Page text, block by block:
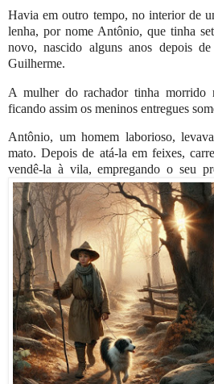
Havia em outro tempo, no interior de
lenha, por nome Antônio, que tinha
novo, nascido alguns anos depois
Guilherme.
A mulher do rachador tinha morrido
ficando assim os meninos entregues
Antônio, um homem laborioso,
mato. Depois de atá-la em feixes,
vendê-la à vila, empregando o seu